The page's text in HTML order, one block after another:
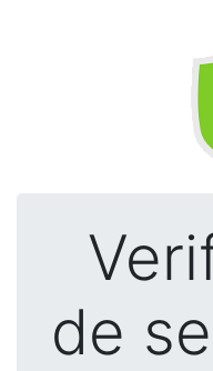
de